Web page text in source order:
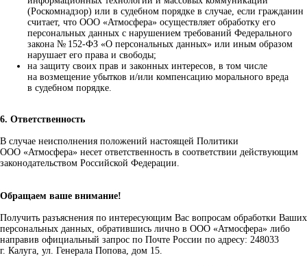
(Роскомнадзор) или в судебном порядке в случае, если гражданин
считает, что ООО «Атмосфера» осуществляет обработку его
персональных данных с нарушением требований Федерального
закона № 152-ФЗ «О персональных данных» или иным образом
нарушает его права и свободы;
на защиту своих прав и законных интересов, в том числе
на возмещение убытков и/или компенсацию морального вреда
в судебном порядке.
6. Ответственность
В случае неисполнения положений настоящей Политики
ООО «Атмосфера» несет ответственность в соответствии действующим
законодательством Российской Федерации.
Обращаем ваше внимание!
Получить разъяснения по интересующим Вас вопросам обработки Ваших
персональных данных, обратившись лично в ООО «Атмосфера» либо
направив официальный запрос по Почте России по адресу: 248033
г. Калуга, ул. Генерала Попова, дом 15.